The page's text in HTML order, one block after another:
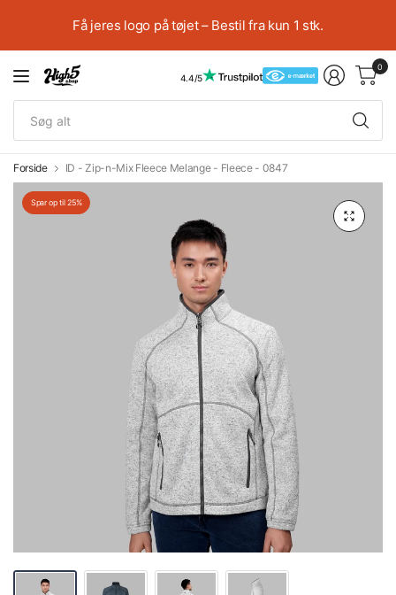
Få jeres logo på tøjet – Bestil fra kun 1 stk.
4.4/5
0
Forside ID - Zip-n-Mix Fleece Melange - Fleece - 0847
Spar op til 25%